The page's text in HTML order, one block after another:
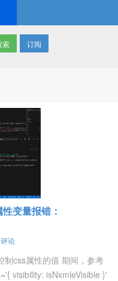
订阅
变量报错：
论
制css属性的值 期间，参考
visibility: isNxmleVisible }'